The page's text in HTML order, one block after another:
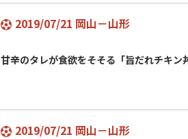
2019/07/21 岡山－山形
甘辛のタレが食欲をそそる「旨だれチキン
2019/07/21 岡山－山形